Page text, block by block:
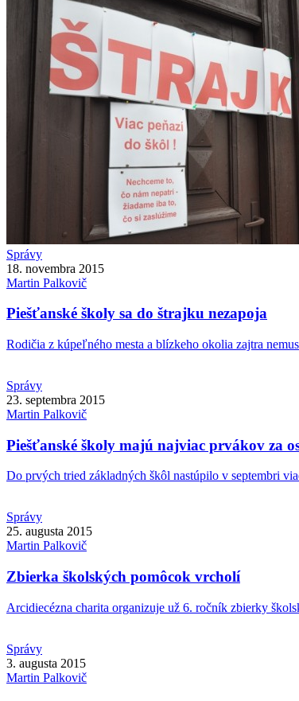
Správy
18. novembra 2015
Martin Palkovič
Piešťanské školy sa do štrajku nezapoja
Rodičia z kúpeľného mesta a blízkeho okolia zajtra
Správy
23. septembra 2015
Martin Palkovič
Piešťanské školy majú najviac prvákov za
Do prvých tried základných škôl nastúpilo v septembri
Správy
25. augusta 2015
Martin Palkovič
Zbierka školských pomôcok vrcholí
Arcidiecézna charita organizuje už 6. ročník zbierky
Správy
3. augusta 2015
Martin Palkovič